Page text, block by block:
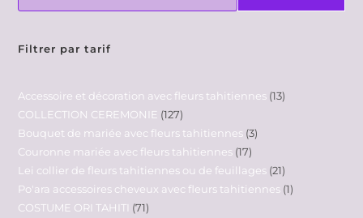
Filtrer par tarif
Accessoire et décoration avec fleurs tahitiennes 13
COLLECTION CEREMONIE 127
Bouquet de mariée avec fleurs tahitiennes 3
Couronne mariée avec fleurs tahitiennes 17
Lei collier de fleurs tahitiennes ou de feuillages 21
Po'ara accessoires cheveux avec fleurs tahitiennes 1
COSTUME ORI TAHITI
71